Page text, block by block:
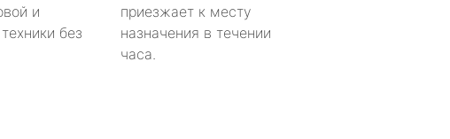
и
без
приезжает к месту
назначения в течении
часа.